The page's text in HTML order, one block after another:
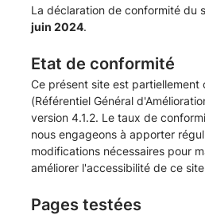
La déclaration de conformité du
juin 2024.
Etat de conformité
Ce présent site est partiellement
(Référentiel Général
version 4.1.2. Le taux de
nous engageons à apporter
modifications nécessaires pour
améliorer l'accessibilité de ce
Pages testées